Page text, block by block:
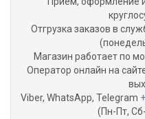
Отгрузка заказов в
Магазин работает по
Оператор онлайн на
Viber, WhatsApp, Telegram
(Пн-Пт,